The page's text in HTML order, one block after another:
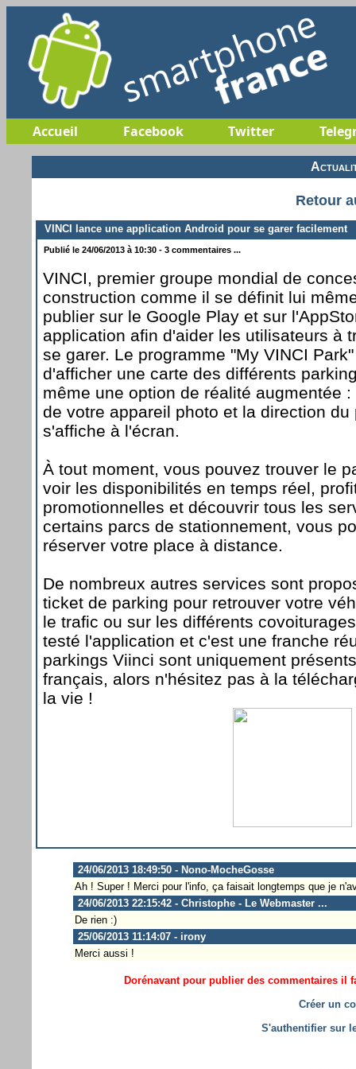
Accueil Facebook Twitter
Retour
VINCI lance une application Android pour se garer facilement
Publié le 24/06/2013 à 10:30 - 3 commentaires ...
VINCI, premier groupe mondial de
construction comme il se définit lui
publier sur le Google Play et sur
application afin d'aider les utilisateurs à
se garer. Le programme "My VINCI
d'afficher une carte des différents
même une option de réalité augmentée
de votre appareil photo et la direction
s'affiche à l'écran.
À tout moment, vous pouvez trouver le
voir les disponibilités en temps réel,
promotionnelles et découvrir tous les
certains parcs de stationnement, vous
réserver votre place à distance.
De nombreux autres services sont
ticket de parking pour retrouver votre
le trafic ou sur les différents
testé l'application et c'est une franche
parkings Viinci sont uniquement
français, alors n'hésitez pas à la
la vie !
24/06/2013 18:49:50 - Nono-MocheGosse
Ah ! Super ! Merci pour l'info, ça faisait longtemps que je
24/06/2013 22:15:42 - Christophe - Le Webmaster ...
De rien :)
25/06/2013 11:14:07 - irony
Merci aussi !
Dorénavant pour publier des commentaires il
Créer un
S'authentifier sur